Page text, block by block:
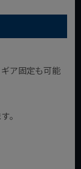
ア固定も可能
。